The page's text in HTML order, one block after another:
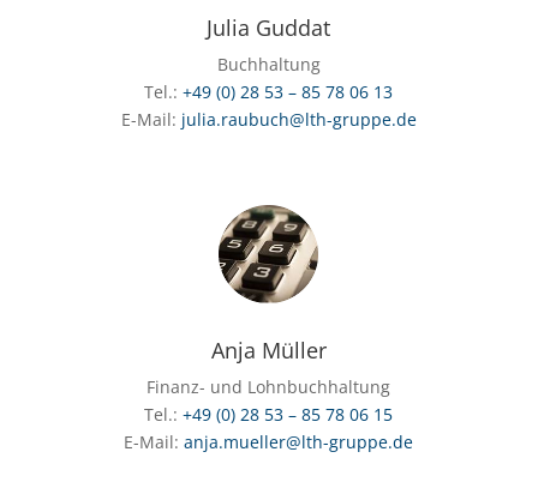
Julia Guddat
Buchhaltung
Tel.:+49 (0) 28 53 – 85 78 06 13
E-Mail: julia.raubuch@lth-gruppe.de
Anja Müller
Finanz- und Lohnbuchhaltung
Tel.:+49 (0) 28 53 – 85 78 06 15
E-Mail:anja.mueller@lth-gruppe.de